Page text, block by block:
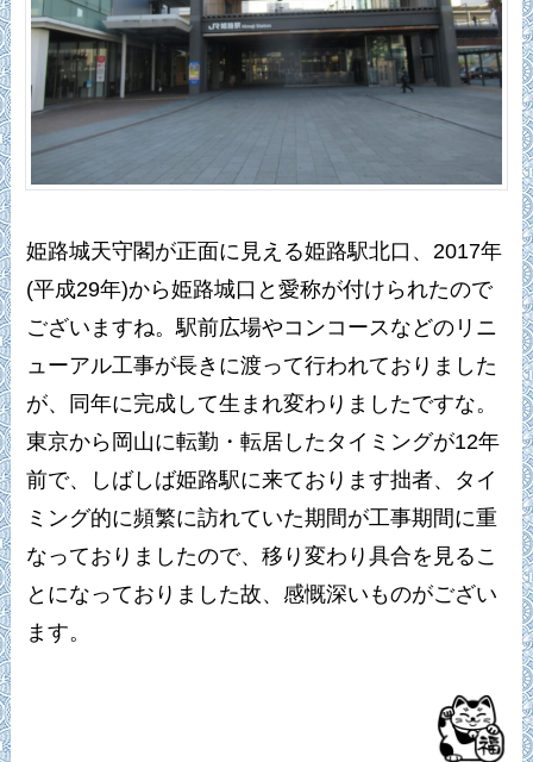
姫路城天守閣が正面に見える姫路駅北口、2017年
(平成29年)から姫路城口と愛称が付けられたので
ございますね。駅前広場やコンコースなどのリニ
ューアル工事が長きに渡って行われておりました
が、同年に完成して生まれ変わりましたですな。
東京から岡山に転勤・転居したタイミングが12年
前で、しばしば姫路駅に来ております拙者、タイ
ミング的に頻繁に訪れていた期間が工事期間に重
なっておりましたので、移り変わり具合を見るこ
とになっておりました故、感慨深いものがござい
ます。